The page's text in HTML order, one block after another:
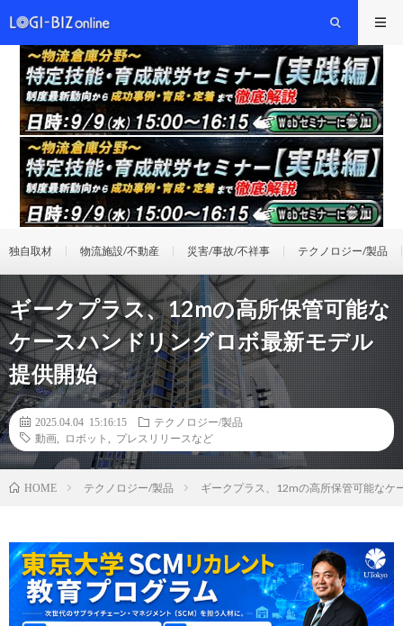
独自取材 物流施設/不動産 災害/事故/不祥事 テクノロジー/製品
ギークプラス、12mの高所保管可能な
ケースハンドリングロボ最新モデル
提供開始
2025.04.04 15:16:15
テクノロジー/製品
動画
ロボット プレスリリースなど
HOME テクノロジー/製品 ギークプラス、12mの高所保管可能なケ